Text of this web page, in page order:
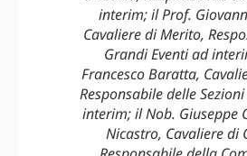
interim; il Prof.
Cavaliere di Merito,
Grandi Eventi ad
Francesco Baratta,
Responsabile delle
interim; il Nob. Giuseppe
Nicastro, Cavaliere di